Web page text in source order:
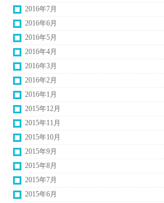
2016年7月
2016年6月
2016年5月
2016年4月
2016年3月
2016年2月
2016年1月
2015年12月
2015年11月
2015年10月
2015年9月
2015年8月
2015年7月
2015年6月